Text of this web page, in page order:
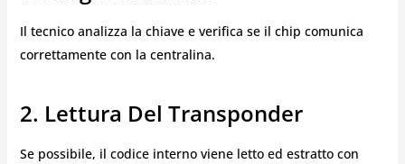
Il tecnico analizza la chiave e verifica se il chip comunica
correttamente con la centralina.
2. Lettura Del Transponder
Se possibile, il codice interno viene letto ed estratto con